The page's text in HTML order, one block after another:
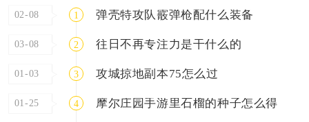
02-08 1 弹壳特攻队霰弹枪配什么装备
03-08 2 往日不再专注力是干什么的
01-03 3 攻城掠地副本75怎么过
01-25 4 摩尔庄园手游里石榴的种子怎么得